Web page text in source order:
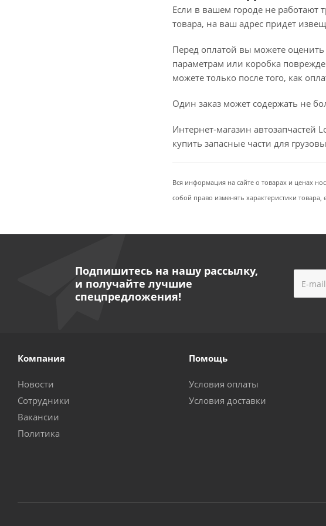
Если в вашем городе не работают
товара, на ваш адрес придет
Перед оплатой вы можете оценить
параметрам или коробка
можете только после того, как
Один заказ может содержать не
Интернет-магазин автозапчастей
купить запасные части для
Вся информация на сайте о товарах и ценах
собой право изменять характеристики
Подпишитесь на нашу рассылку,
и получайте лучшие
спецпредложения!
Компания
Новости
Сотрудники
Вакансии
Политика
Помощь
Условия оплаты
Условия доставки